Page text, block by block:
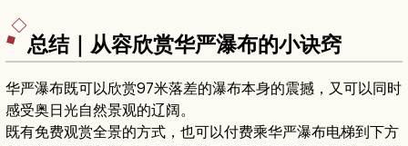
总结｜从容欣赏华严瀑布的小诀窍
华严瀑布既可以欣赏97米落差的瀑布本身的震撼，又可以同时
感受奥日光自然景观的辽阔。
既有免费观赏全景的方式，也可以付费乘华严瀑布电梯到下方